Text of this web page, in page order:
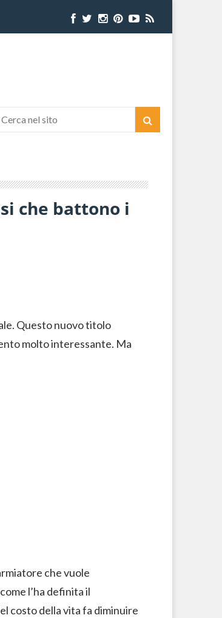
che battono i
Questo nuovo titolo
molto interessante. Ma
che vuole
l’ha definita il
costo della vita fa diminuire